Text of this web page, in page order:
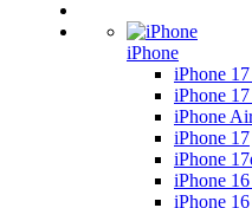
iPhone
iPhone
iPhone
iPhone
iPhone 17
iPhone
iPhone
iPhone